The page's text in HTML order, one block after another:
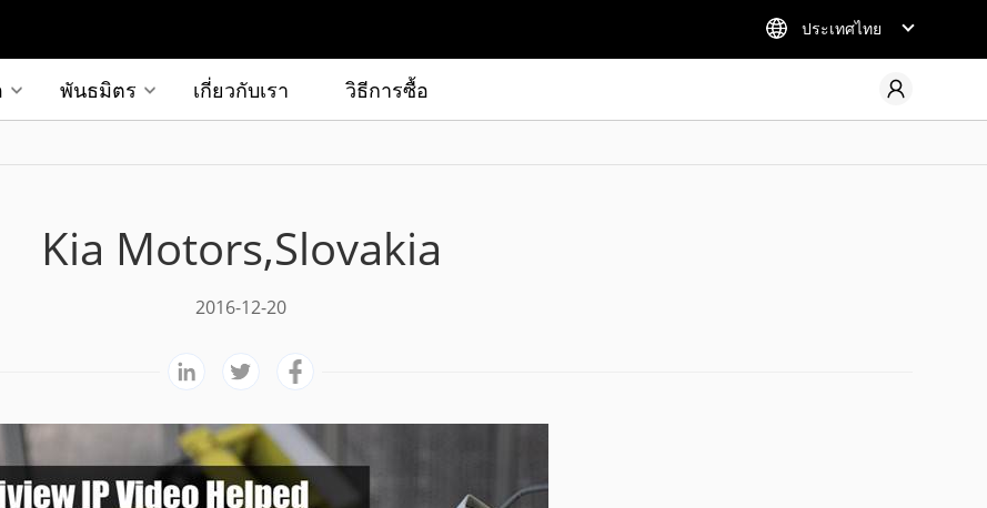
ประเทศไทย
พันธมิตร เกี่ยวกับเรา วิธีการซื้อ
Kia Motors,Slovakia
2016-12-20